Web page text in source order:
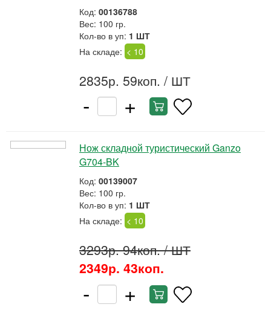
Код: 00136788
Вес: 100 гр.
Кол-во в уп: 1 ШТ
На складе: < 10
2835р. 59коп. / ШТ
- +
Нож складной туристический Ganzo
G704-BK
Код: 00139007
Вес: 100 гр.
Кол-во в уп: 1 ШТ
На складе: < 10
3293р. 94коп./ ШТ
2349р. 43коп.
- +